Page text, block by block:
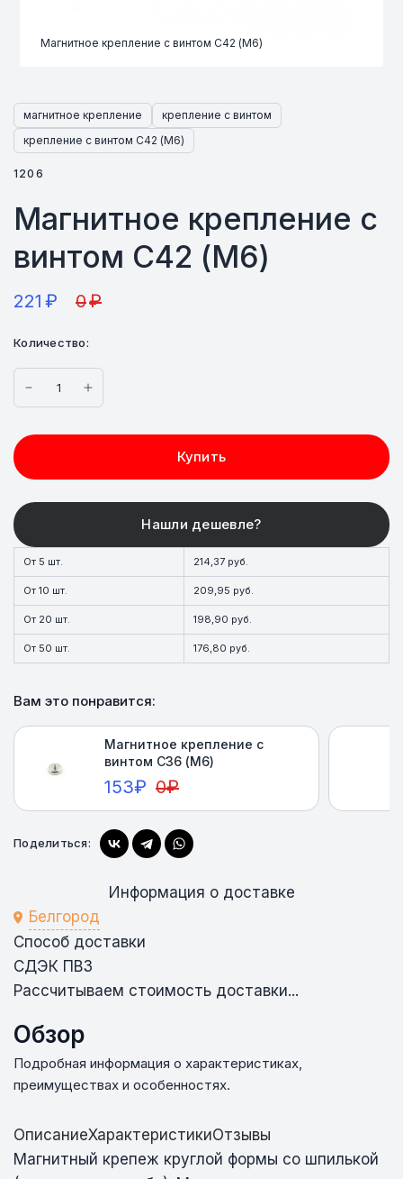
Магнитное крепление с винтом С42 (M6)
магнитное крепление
крепление с винтом
крепление с винтом С42 (M6)
1206
Магнитное крепление с
винтом С42 (M6)
221 ₽ 0₽
Количество:
Купить
От 5 шт. 214,37 руб.
От 10 шт. 209,95 руб.
От 20 шт. 198,90 руб.
От 50 шт. 176,80 руб.
Вам это понравится:
Магнитное крепление с
винтом С36 (M6)
153₽ 0₽
Купить
Поделиться:
Информация о доставке
Белгород
Способ доставки
СДЭК ПВЗ
Рассчитываем стоимость доставки...
Обзор
Подробная информация о характеристиках,
преимуществах и особенностях.
ОписаниеХарактеристикиОтзывы
Магнитный крепеж круглой формы со шпилькой